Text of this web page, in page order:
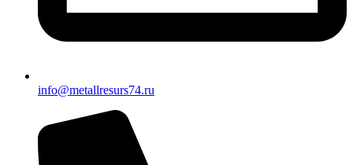
info@metallresurs74.ru